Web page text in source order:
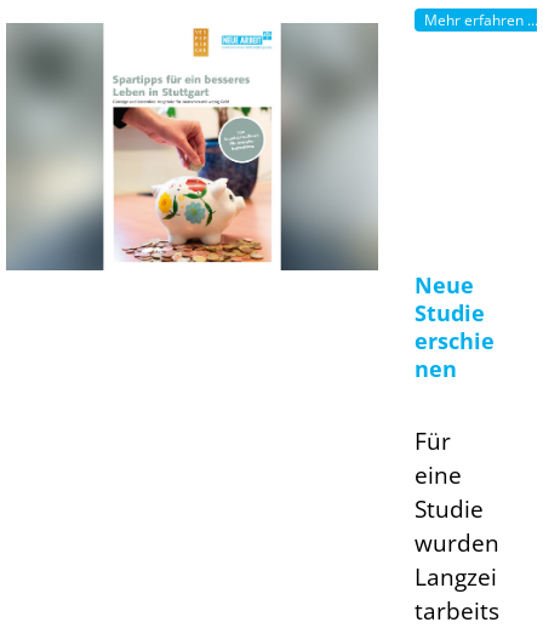
Mehr erfahren ...
Neue
Studie
erschie
nen
Für
eine
Studie
wurden
Langzei
tarbeits